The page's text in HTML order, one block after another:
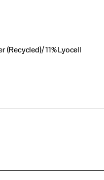
11% Lyocell